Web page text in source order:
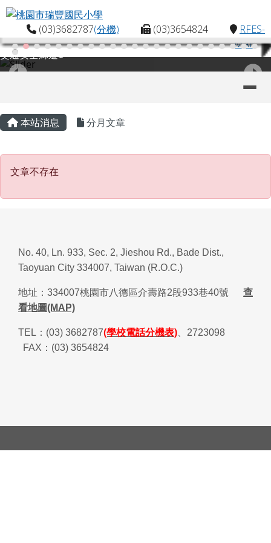
跳至主內容區
桃園市瑞豐國民小學
(03)3682787(分機) (03)3654824
RFES-
MAP
交通安全廊道1
主內容區域
本站消息 分月文章
文章不存在
文章不存在
頁尾區域
No. 40, Ln. 933, Sec. 2, Jieshou Rd., Bade Dist.,
Taoyuan City 334007, Taiwan (R.O.C.)
地址： 334007桃園市八德區介壽路2段933巷40號
查
看地圖(MAP)
TEL ： (03) 3682787(學校電話分機表)
2723098
FAX ： (03) 3654824